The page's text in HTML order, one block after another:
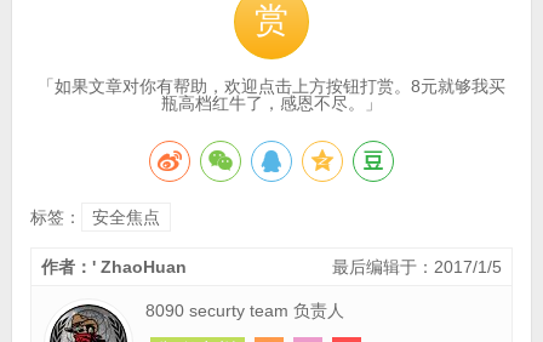
赏
「如果文章对你有帮助，欢迎点击上方按钮打赏。8元就够我买
瓶高档红牛了，感恩不尽。」
标签： 安全焦点
最后编辑于：2017/1/5
作者：' ZhaoHuan
8090 securty team 负责人